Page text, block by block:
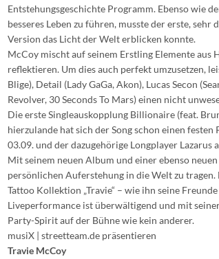
Entstehungsgeschichte Programm. Ebenso wie
besseres Leben zu führen, musste der erste,
Version das Licht der Welt erblicken konnte.
McCoy mischt auf seinem Erstling Elemente aus
reflektieren. Um dies auch perfekt umzusetzen,
Blige), Detail (Lady GaGa, Akon), Lucas Secon
Revolver, 30 Seconds To Mars) einen nicht
Die erste Singleauskopplung Billionaire (feat.
hierzulande hat sich der Song schon einen
03.09. und der dazugehörige Longplayer
Mit seinem neuen Album und einer ebenso
persönlichen Auferstehung in die Welt zu
Tattoo Kollektion „Travie“ – wie ihn seine
Liveperformance ist überwältigend und mit
Party-Spirit auf der Bühne wie kein anderer.
musiX | streetteam.de präsentieren
Travie McCoy